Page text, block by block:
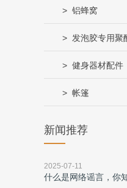
铝蜂窝
发泡胶专用聚
健身器材配件
帐篷
新闻推荐
2025-07-11
什么是网络谣言，你